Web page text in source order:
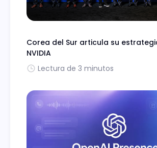
Corea del Sur articula su
NVIDIA
Lectura de 3 minutos